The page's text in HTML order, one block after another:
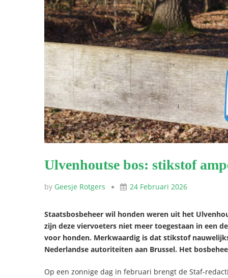
Ulvenhoutse bos: stikstof
by Geesje Rotgers 24 Februari 2026
Staatsbosbeheer wil honden weren uit het
zijn deze viervoeters niet meer toegestaan in een
voor honden. Merkwaardig is dat stikstof
Nederlandse autoriteiten aan Brussel. Het
Op een zonnige dag in februari brengt de Staf-